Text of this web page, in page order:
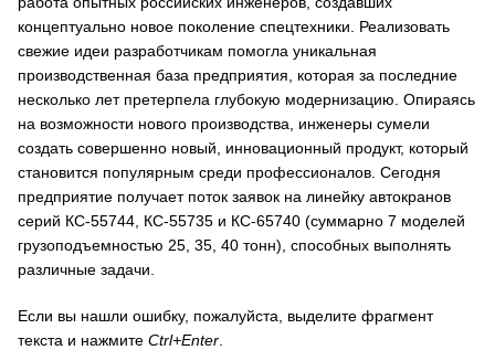
концептуально новое поколение спецтехники. Реализовать
свежие идеи разработчикам помогла уникальная
производственная база предприятия, которая за последние
несколько лет претерпела глубокую модернизацию. Опираясь
на возможности нового производства, инженеры сумели
создать совершенно новый, инновационный продукт, который
становится популярным среди профессионалов. Сегодня
предприятие получает поток заявок на линейку автокранов
серий КС-55744, КС-55735 и КС-65740 (суммарно 7 моделей
грузоподъемностью 25, 35, 40 тонн), способных выполнять
различные задачи.
Если вы нашли ошибку, пожалуйста, выделите фрагмент
текста и нажмите Ctrl+Enter